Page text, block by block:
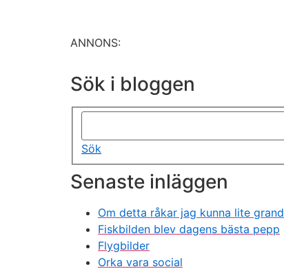
ANNONS:
Sök i bloggen
Sök
Senaste inläggen
Om detta råkar jag kunna lite grand
Fiskbilden blev dagens bästa pepp
Flygbilder
Orka vara social